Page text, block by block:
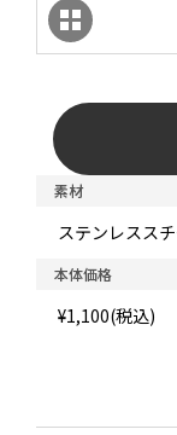
素材
ステンレスス
本体価格
¥1,100(税込)